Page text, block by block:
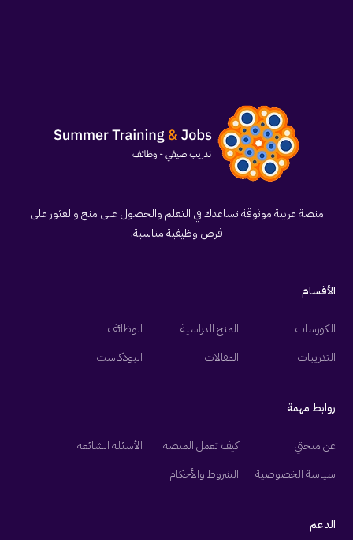
منصة عربية موثوقة تساعدك في التعلم والحصول على منح والعثور على
فرص وظيفية مناسبة.
الأقسام
الكورسات المنح الدراسية
الوظائف
التدريبات
المقالات البودكاست
روابط مهمة
عن منحتي كيف تعمل المنصه
الأسئله الشائعه
سياسة الخصوصية
الشروط والأحكام
الدعم